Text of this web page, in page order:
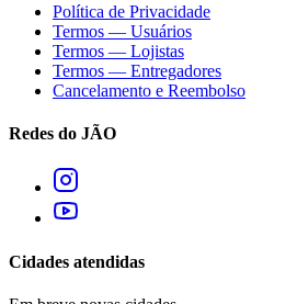
Política de Privacidade
Termos — Usuários
Termos — Lojistas
Termos — Entregadores
Cancelamento e Reembolso
Redes do JÃO
Cidades atendidas